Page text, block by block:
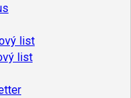
list
list